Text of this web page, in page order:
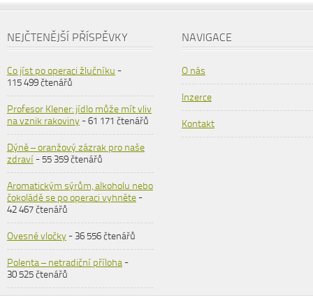
NEJČTENĚJŠÍ PŘÍSPĚVKY
Co jíst po operaci žlučníku -
115 499 čtenářů
Profesor Klener: jídlo může mít vliv
na vznik rakoviny- 61 171 čtenářů
Dýně – oranžový zázrak pro naše
zdraví- 55 359 čtenářů
Aromatickým sýrům, alkoholu nebo
čokoládě se po operaci vyhněte-
42 467 čtenářů
Ovesné vločky- 36 556 čtenářů
Polenta – netradiční příloha-
30 525 čtenářů
NAVIGACE
O nás
Inzerce
Kontakt